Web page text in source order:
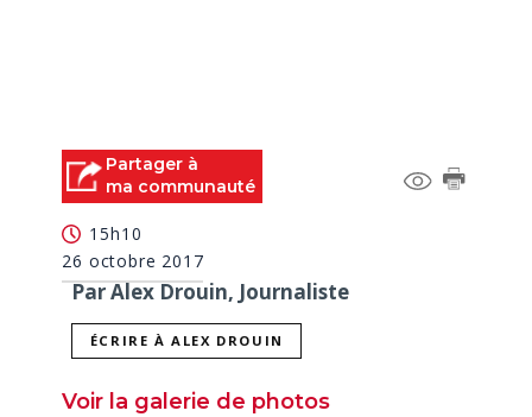
Partager à
ma communauté
15h10
26 octobre 2017
Par Alex Drouin, Journaliste
ÉCRIRE À ALEX DROUIN
Voir la galerie de photos